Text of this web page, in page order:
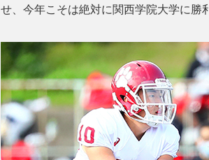
せ、今年こそは絶対に関西学院大学に勝